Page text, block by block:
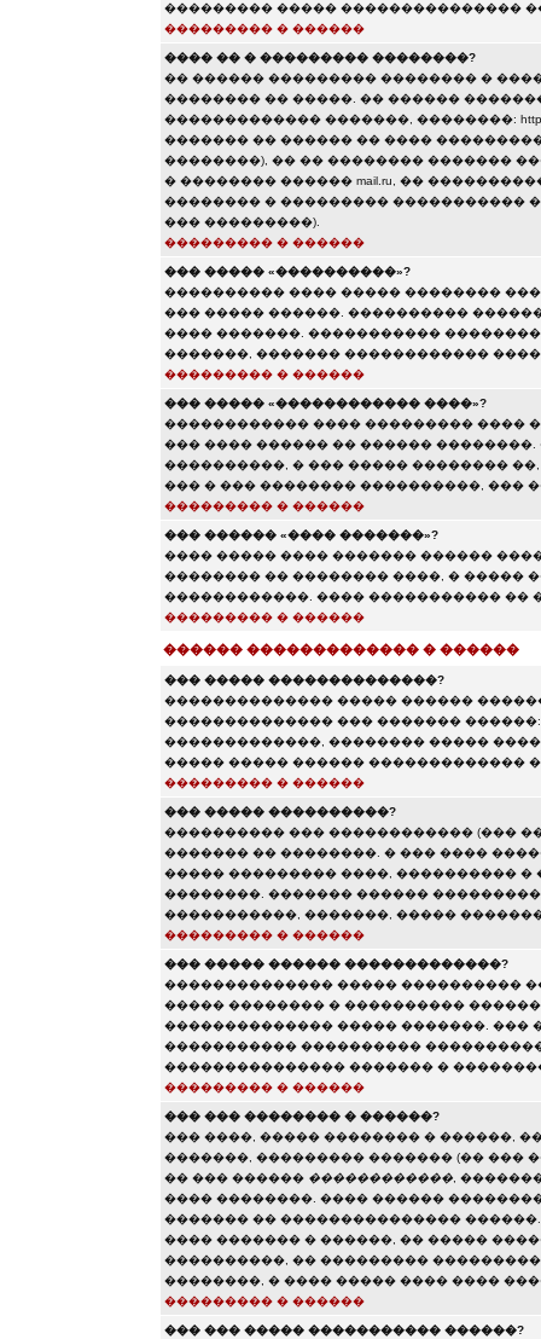
��������� ����� ���������������
��������� � ������
���� �� � ��������� ��������?
�� ������ ��������� �������� �
�������� �� �����. �� ������
������������� �������, ��������: http://
������� �� ������ �� ����
��������), �� �� �������� �������
� �������� ������ mail.ru, ��
�������� � ��������� ����������� ���
��� ���������).
��������� � ������
��� ����� «����������»?
���������� ���� ����� ��������
��� ����� ������. ����������
���� �������. �����������
�������, ������� ������������
��������� � ������
��� ����� «������������ ����»?
������������ ���� ��������� ����
��� ���� ������ �� ������
����������, � ��� ����� ��������
��� � ��� �������� ����������, ���
��������� � ������
��� ������ «���� �������»?
���� ����� ���� ������� ������
�������� �� �������� ����, � �����
������������. ���� ����������� ��
��������� � ������
������ ������������� � ������
��� ����� ��������������?
�������������� ����� ������
�������������� ��� �������
�������������, �������� �����
����� ����� ������ �������������
��������� � ������
��� ����� ����������?
���������� ��� ������������ (���
������� �� ��������. � ��� ����
����� ��������� ����, ���������� �
��������. ������� ������
�����������, �������, �����
��������� � ������
��� ����� ������ �������������?
�������������� ����� ����������
����� �������� � ����������
�������������� ����� �������. ���
����������� ����������
��������������� ������� �
��������� � ������
��� ��� �������� � ������?
��� ����, ����� �������� � ������,
�������, ��������� ������� (�� ���
�� ��� ������ ������������,
���� ��������. ���� ������
������� �� ���������������
���� ������� � ������, �� �����
����������, �� ���������
��������, � ���� ����� ���� ����
��������� � ������
��� ��� ����� ����������� ������?